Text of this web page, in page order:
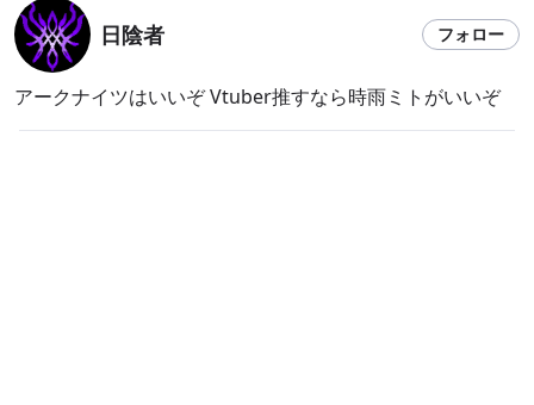
日陰者 フォロー
アークナイツはいいぞ Vtuber推すなら時雨ミトがいいぞ